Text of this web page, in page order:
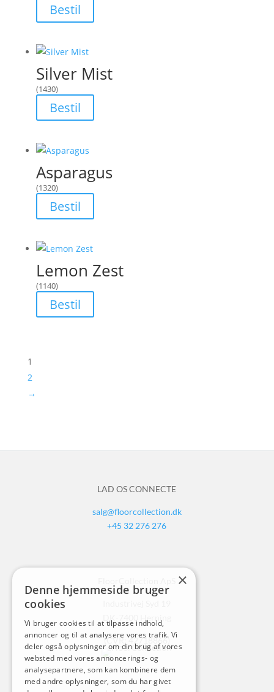
Bestil
Silver Mist
(1430)
Bestil
Asparagus
(1320)
Bestil
Lemon Zest
(1140)
Bestil
1
2
→
LAD OS CONNECTE
salg@floorcollection.dk
+45 32 276 276
(CVR: 42718866)
×
Denne hjemmeside bruger
cookies
Vi bruger cookies til at tilpasse indhold,
annoncer og til at analysere vores trafik. Vi
deler også oplysninger om din brug af vores
websted med vores annoncerings- og
analysepartnere, som kan kombinere dem
med andre oplysninger, som du har givet